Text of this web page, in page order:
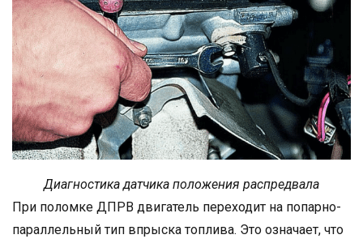
Диагностика датчика положения распредвала
При поломке ДПРВ двигатель переходит на попарно-
параллельный тип впрыска топлива. Это означает, что